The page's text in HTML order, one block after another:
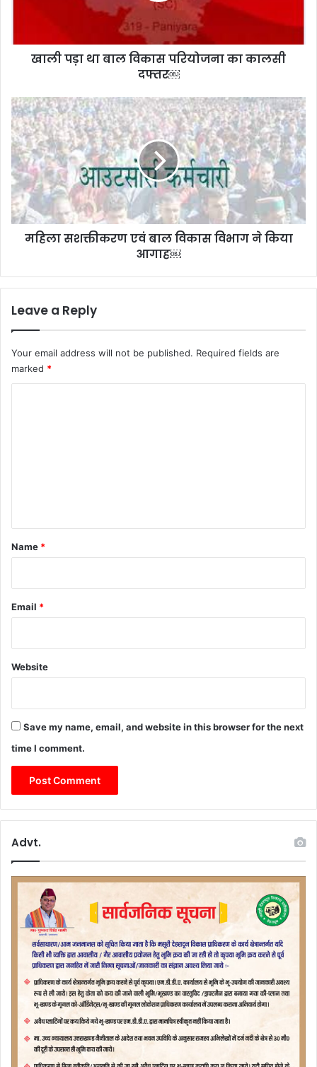
दफ्तर
खाली पड़ा था बाल विकास परियोजना का कालसी
दफ्तर￼
महिला
सशक्तीकरण
एवं
बाल
विकास
विभाग
ने
किया
आगाह
महिला सशक्तीकरण एवं बाल विकास विभाग ने किया
आगाह￼
Leave a Reply
Your email address will not be published. Required fields are
marked *
*
Name *
Email *
Website
Save my name, email, and website in this browser for the next
time I comment.
Advt.